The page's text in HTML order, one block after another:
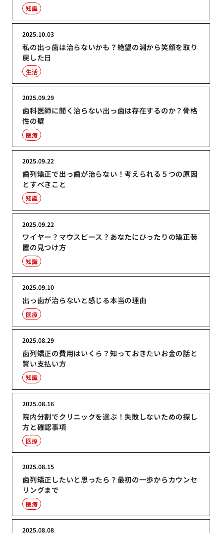
知識
私の出っ歯は治らないかも？絶望の淵から笑顔を取り
戻した日
2025.10.03
生活
歯科医師に聞く治らない出っ歯は存在するのか？骨格
性の壁
2025.09.29
医療
歯列矯正で出っ歯が治らない！考えられる５つの原因
とすべきこと
2025.09.22
知識
ワイヤー？マウスピース？あなたにぴったりの矯正装
置の見つけ方
2025.09.22
知識
出っ歯が治らないと感じる本当の理由
2025.09.10
医療
歯列矯正の費用はいくら？知っておきたいお金の話と
賢い支払い方
2025.08.29
知識
院内分割でクリニックを選ぶ！失敗しないための探し
方と確認事項
2025.08.16
医療
歯列矯正したいと思ったら？最初の一歩からカウンセ
リングまで
2025.08.15
医療
2025.08.08